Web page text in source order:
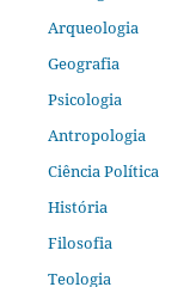
Arqueologia
Geografia
Psicologia
Antropologia
Ciência Política
História
Filosofia
Teologia